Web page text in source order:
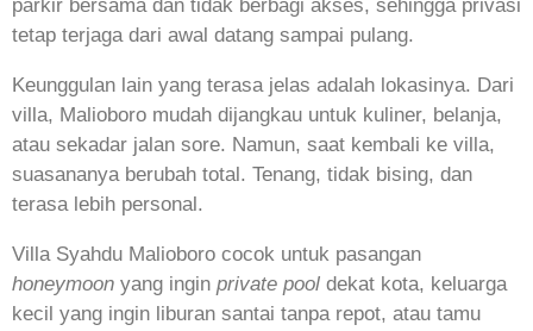
parkir bersama dan tidak berbagi akses, sehingga privasi
tetap terjaga dari awal datang sampai pulang.
Keunggulan lain yang terasa jelas adalah lokasinya. Dari
villa, Malioboro mudah dijangkau untuk kuliner, belanja,
atau sekadar jalan sore. Namun, saat kembali ke villa,
suasananya berubah total. Tenang, tidak bising, dan
terasa lebih personal.
Villa Syahdu Malioboro cocok untuk pasangan
honeymoon yang ingin private pool dekat kota, keluarga
kecil yang ingin liburan santai tanpa repot, atau tamu